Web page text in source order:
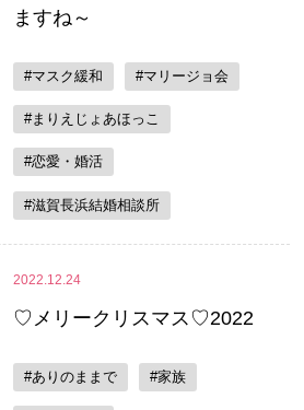
ますね～
#マスク緩和 #マリージョ会
#まりえじょあほっこ
#恋愛・婚活
#滋賀長浜結婚相談所
2022.12.24
♡メリークリスマス♡2022
#ありのままで #家族